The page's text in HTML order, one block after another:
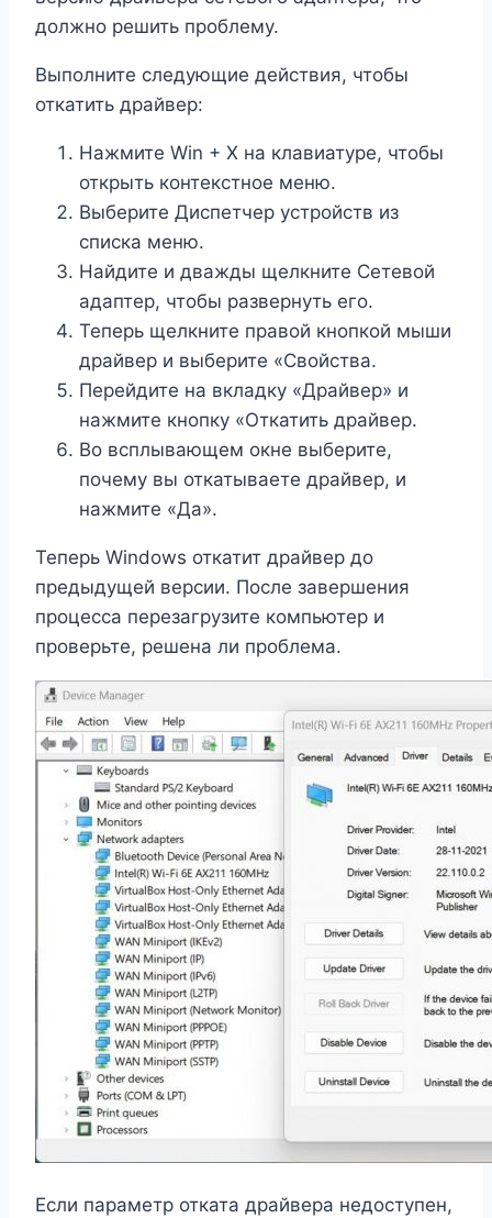
должно решить проблему.
Выполните следующие действия, чтобы
откатить драйвер:
Нажмите Win + X на клавиатуре, чтобы
открыть контекстное меню.
Выберите Диспетчер устройств из
списка меню.
Найдите и дважды щелкните Сетевой
адаптер, чтобы развернуть его.
Теперь щелкните правой кнопкой мыши
драйвер и выберите «Свойства.
Перейдите на вкладку «Драйвер» и
нажмите кнопку «Откатить драйвер.
Во всплывающем окне выберите,
почему вы откатываете драйвер, и
нажмите «Да».
Теперь Windows откатит драйвер до
предыдущей версии. После завершения
процесса перезагрузите компьютер и
проверьте, решена ли проблема.
Если параметр отката драйвера недоступен,